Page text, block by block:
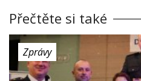
Přečtěte si také
Zprávy